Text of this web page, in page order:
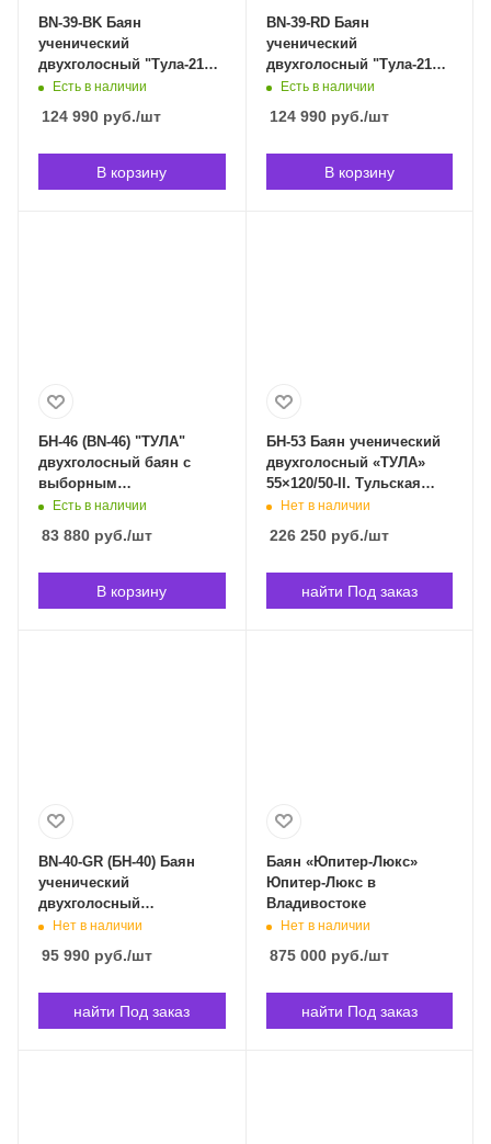
BN-39-BK Баян
ученический
двухголосный "Тула-210",
55х100-II, черный,
BK в Владивостоке
Есть в наличии
124 990 руб./шт
В корзину
BN-39-RD Баян
ученический
двухголосный "Тула-210",
55х100-II, красный,
RD в Владивостоке
Есть в наличии
124 990руб./шт
В корзину
БН-46 (BN-46) "ТУЛА"
двухголосный баян с
выборным
аккомпанементом.
в Владивостоке
Есть в наличии
83 880 руб./шт
В корзину
БН-53 Баян ученический
двухголосный «ТУЛА»
55×120/50-II. Тульская
Гармонь БН-53 в
Нет в наличии
226 250руб./шт
найти Под заказ
BN-40-GR (БН-40) Баян
ученический
двухголосный
Этюд-205М2, 55х100-II,
гармонь BN-40-GR в
Нет в наличии
95 990 руб./шт
найти Под заказ
Баян «Юпитер-Люкс»
Юпитер-Люкс в
Владивостоке
Нет в наличии
875 000руб./шт
найти Под заказ